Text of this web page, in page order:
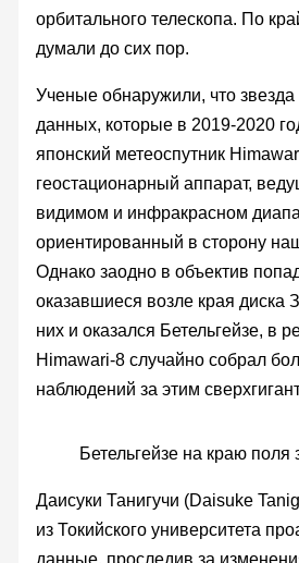
орбитального телескопа. По
думали до сих пор.
Ученые обнаружили, что
данных, которые в 2019-2020
японский метеоспутник
геостационарный аппарат,
видимом и инфракрасном
ориентированный в сторону
Однако заодно в объектив
оказавшиеся возле края диска
них и оказался Бетельгейзе, в
Himawari-8 случайно собрал
наблюдений за этим
Бетельгейзе на краю
Даисуки Танигучи (Daisuke
из Токийского университета
данные, проследив за